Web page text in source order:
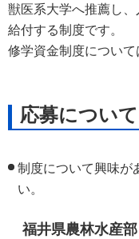
獣医系大学へ推薦し
給付する制度です。
修学資金制度について
応募について
制度について興味が
い。
福井県農林水産